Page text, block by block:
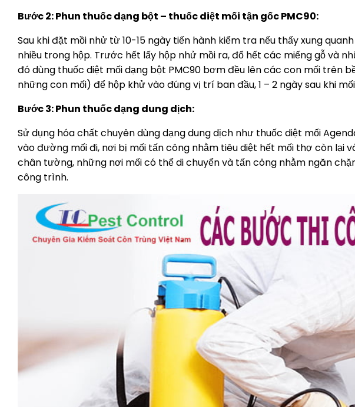
Bước 2: Phun thuốc dạng bột – thuốc diệt mối tận gốc PMC90:
Sau khi đặt mồi nhử từ 10-15 ngày tiến hành kiểm tra nếu thấy xung
nhiều trong hộp. Trước hết lấy hộp nhử mồi ra, đổ hết các miếng gỗ và
đó dùng thuốc diệt mối dạng bột PMC90 bơm đều lên các con mối trên
những con mối) để hộp khử vào đúng vị trí ban đầu, 1 – 2 ngày sau khi
Bước 3: Phun thuốc dạng dung dịch:
Sử dụng hóa chất chuyên dùng dạng dung dịch như thuốc diệt mối
vào đường mối đi, nơi bị mối tấn công nhằm tiêu diệt hết mối thợ còn lại
chân tường, những nơi mối có thể di chuyển và tấn công nhằm ngăn
công trình.